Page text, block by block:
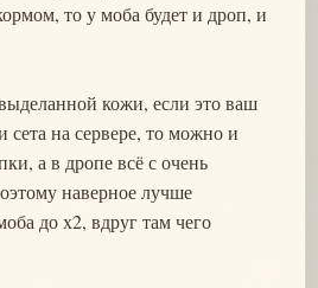
то у моба будет и дроп, и
кожи, если это ваш
на сервере, то можно и
а в дропе всё с очень
наверное лучше
до х2, вдруг там чего